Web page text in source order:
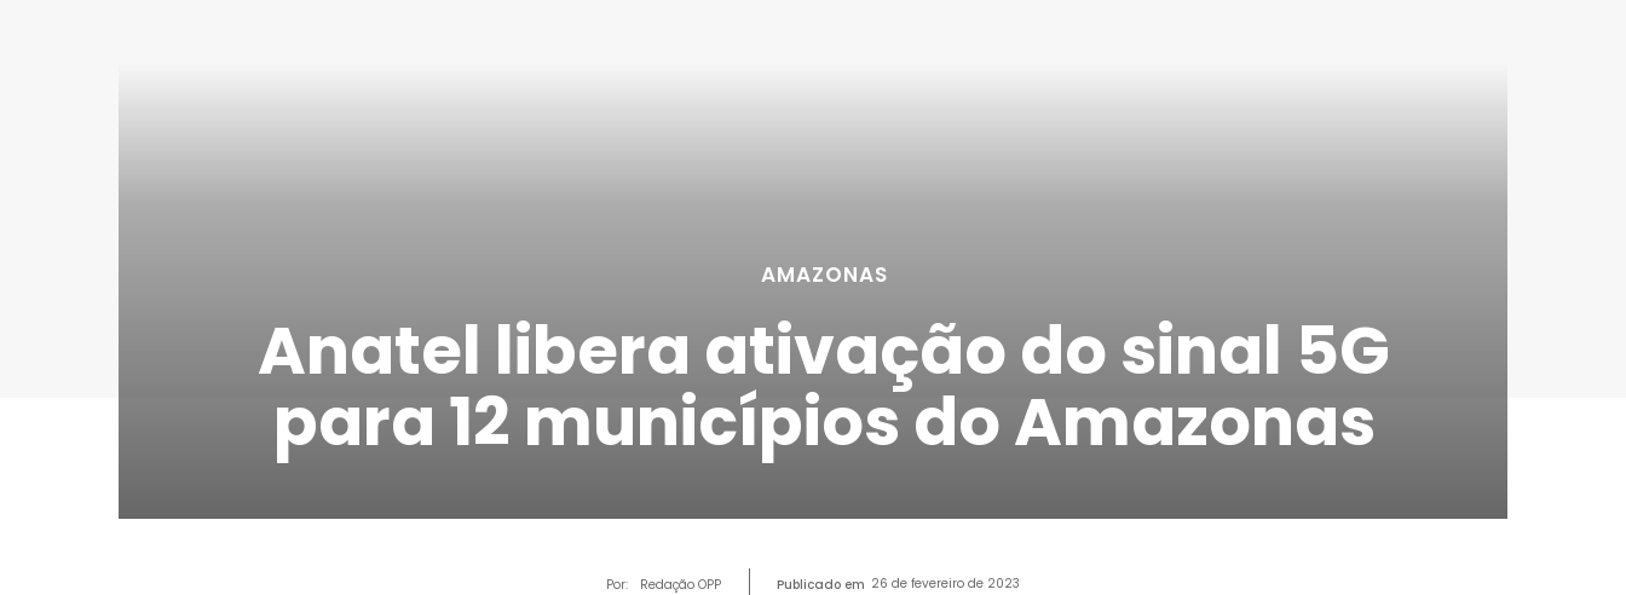
AMAZONAS
Anatel libera ativação do sinal 5G
para 12 municípios do Amazonas
Por: Redação OPP Publicado em 26 de fevereiro de 2023